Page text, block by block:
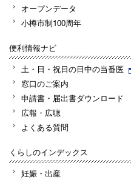
オープンデータ
小樽市制100周年
便利情報ナビ
土・日・祝日の日中の当番医
窓口のご案内
申請書・届出書ダウンロード
広報・広聴
よくある質問
くらしのインデックス
妊娠・出産